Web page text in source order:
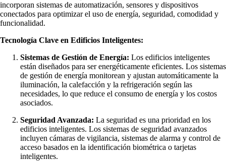
incorporan sistemas de automatización, sensores y dispositivos
conectados para optimizar el uso de energía, seguridad, comodidad y
funcionalidad.
Tecnología Clave en Edificios Inteligentes:
Sistemas de Gestión de Energía: Los edificios inteligentes
están diseñados para ser energéticamente eficientes. Los sistemas
de gestión de energía monitorean y ajustan automáticamente la
iluminación, la calefacción y la refrigeración según las
necesidades, lo que reduce el consumo de energía y los costos
asociados.
Seguridad Avanzada: La seguridad es una prioridad en los
edificios inteligentes. Los sistemas de seguridad avanzados
incluyen cámaras de vigilancia, sistemas de alarma y control de
acceso basados en la identificación biométrica o tarjetas
inteligentes.